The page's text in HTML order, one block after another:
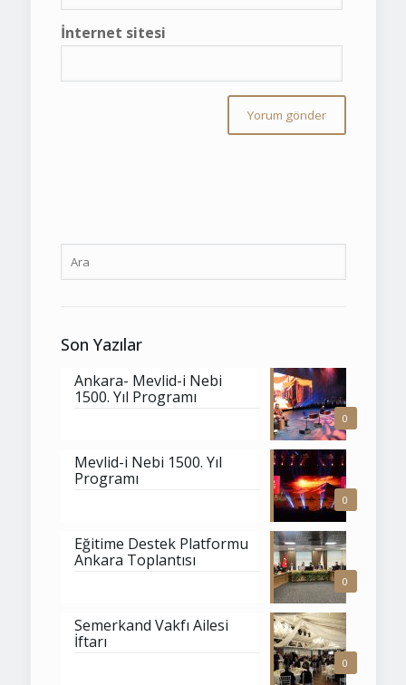
İnternet sitesi
Son Yazılar
0
Ankara- Mevlid-i Nebi
1500. Yıl Programı
0
Mevlid-i Nebi 1500. Yıl
Programı
0
Eğitime Destek Platformu
Ankara Toplantısı
0
Semerkand Vakfı Ailesi
İftarı